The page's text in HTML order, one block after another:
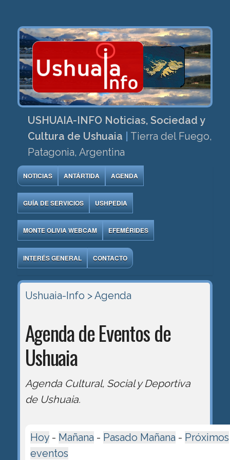
USHUAIA-INFO Noticias, Sociedad y
Cultura de Ushuaia
Tierra del Fuego,
Patagonia, Argentina
NOTICIAS ANTÁRTIDA AGENDA
GUÍA DE SERVICIOS USHPEDIA
MONTE OLIVIA WEBCAM EFEMÉRIDES
INTERÉS GENERAL CONTACTO
Ushuaia-Info > Agenda
Agenda de Eventos de
Ushuaia
Agenda Cultural, Social y Deportiva
de Ushuaia.
Hoy- Mañana - Pasado Mañana - Próximos
eventos